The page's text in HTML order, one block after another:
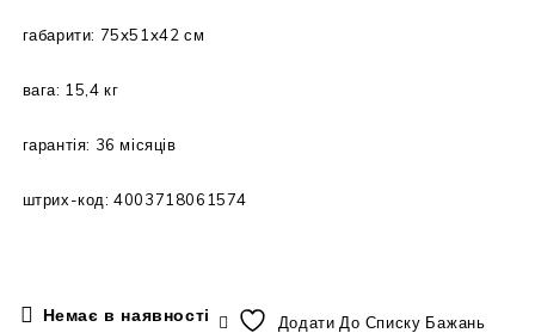
габарити: 75x51x42 см
вага: 15,4 кг
гарантія: 36 місяців
штрих-код: 4003718061574
Немає в наявності Додати До Списку Бажань